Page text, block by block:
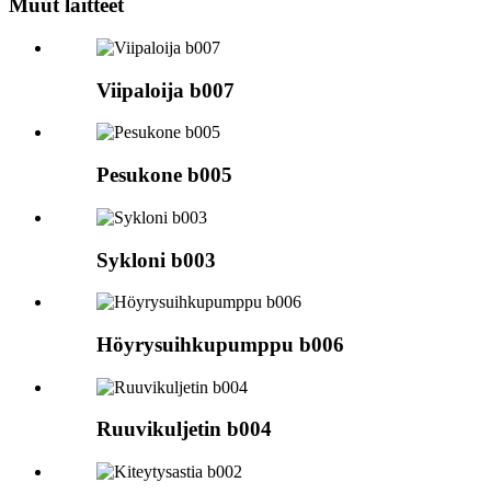
Muut laitteet
Viipaloija b007
Pesukone b005
Sykloni b003
Höyrysuihkupumppu b006
Ruuvikuljetin b004